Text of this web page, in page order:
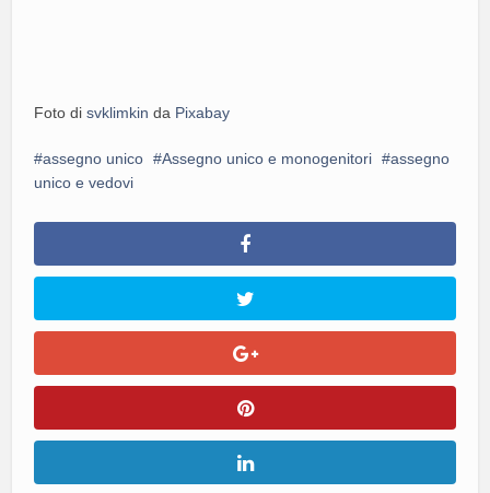
Foto disvklimkin da Pixabay
assegno unico Assegno unico e monogenitori
assegno
unico e vedovi